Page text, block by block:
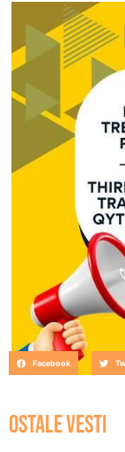
Facebook
OSTALE VESTI